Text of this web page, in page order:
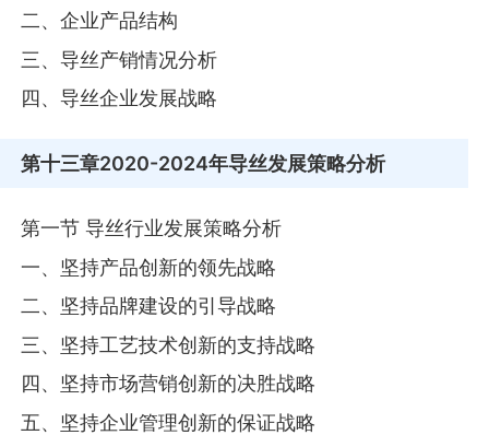
二、企业产品结构
三、导丝产销情况分析
四、导丝企业发展战略
第十三章2020-2024年导丝发展策略分析
第一节 导丝行业发展策略分析
一、坚持产品创新的领先战略
二、坚持品牌建设的引导战略
三、坚持工艺技术创新的支持战略
四、坚持市场营销创新的决胜战略
五、坚持企业管理创新的保证战略